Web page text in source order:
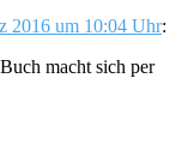
2016 um 10:04 Uhr:
macht sich per